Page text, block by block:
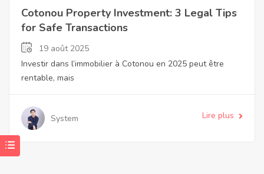
Cotonou Property Investment: 3 Legal Tips
for Safe Transactions
19 août 2025
Investir dans l’immobilier à Cotonou en 2025 peut être
rentable, mais
System Lire plus